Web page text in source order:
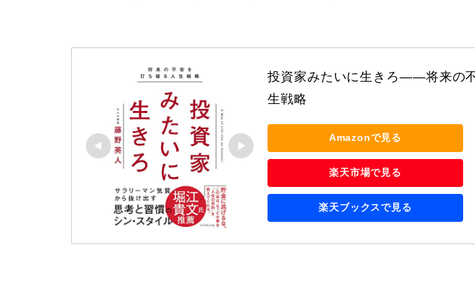
投資家みたいに生きろ――将来の
生戦略
Amazonで見る
楽天市場で見る
楽天ブックスで見る